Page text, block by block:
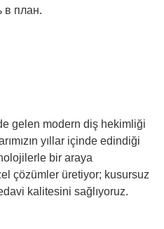
в план.
gelen modern diş hekimliği
yıllar içinde edindiği
bir araya
çözümler üretiyor; kusursuz
kalitesini sağlıyoruz.